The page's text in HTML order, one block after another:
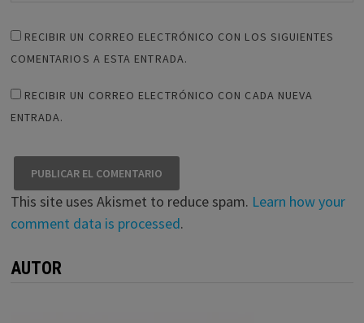
RECIBIR UN CORREO ELECTRÓNICO CON LOS SIGUIENTES
COMENTARIOS A ESTA ENTRADA.
RECIBIR UN CORREO ELECTRÓNICO CON CADA NUEVA
ENTRADA.
This site uses Akismet to reduce spam. Learn how your
comment data is processed.
AUTOR